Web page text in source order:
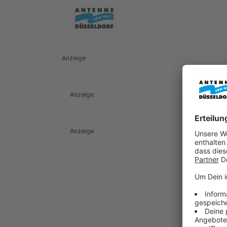
Anzeige
Anzeige
Anzeige